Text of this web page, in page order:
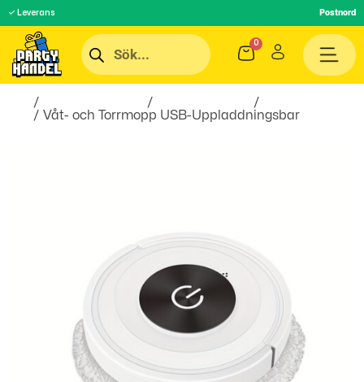
✓ Leverans Postnord
/ / /
/ Våt- och Torrmopp USB-Uppladdningsbar